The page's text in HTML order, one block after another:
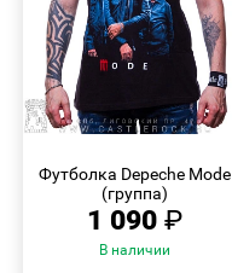
Футболка Depeche Mode
(группа)
1 090 ₽
В наличии